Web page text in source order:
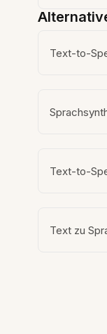
Text-to-
Text-to-
Text zu